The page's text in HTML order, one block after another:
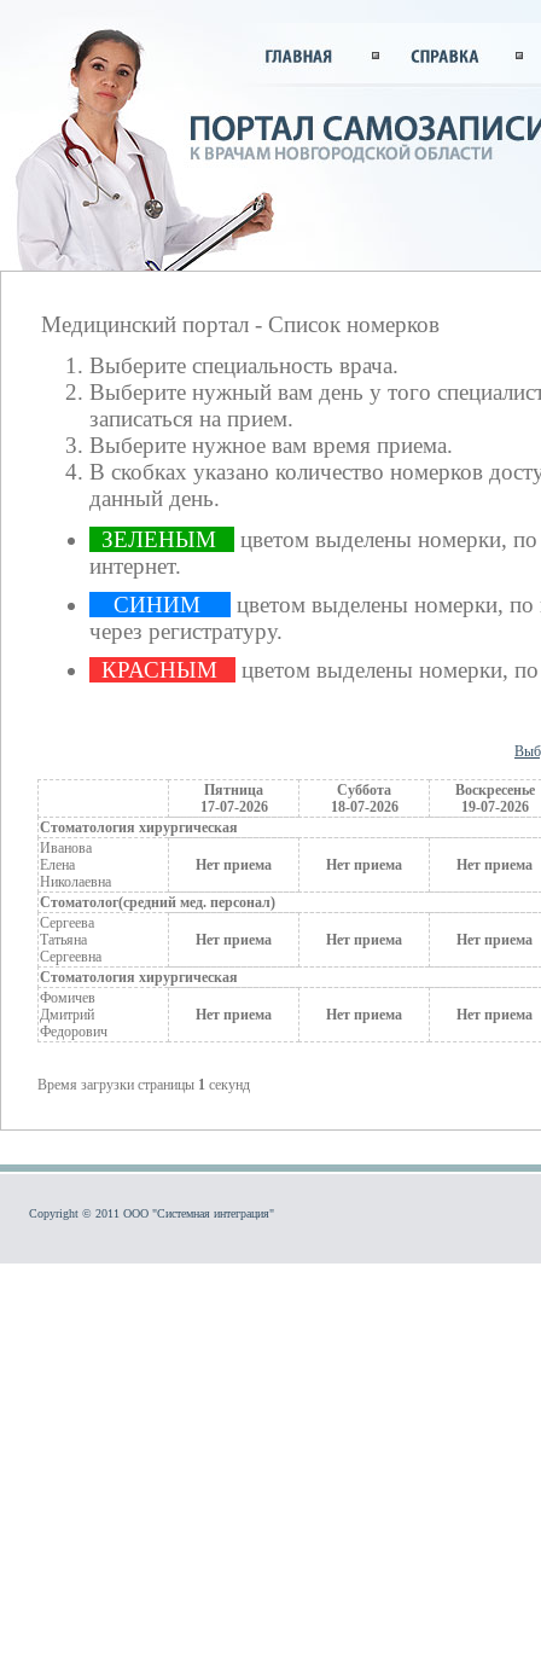
Медицинский портал - Список номерков
Выберите специальность врача.
Выберите нужный вам день у того
записаться на прием.
Выберите нужное вам время приема.
В скобках указано количество номерков
данный день.
ЗЕЛЕНЫМ
цветом выделены номерки,
интернет.
СИНИМ
цветом выделены номерки,
через регистратуру.
КРАСНЫМ
цветом выделены номерки,
Пятница
17-07-2026
Суббота
18-07-2026
Воскресенье
19-07-2026
Стоматология хирургическая
Иванова
Елена
Николаевна
Нет приема Нет приема Нет приема
Стоматолог(средний мед. персонал)
Сергеева
Татьяна
Сергеевна
Нет приема Нет приема Нет приема
Стоматология хирургическая
Фомичев
Дмитрий
Федорович
Нет приема Нет приема Нет приема
Время загрузки страницы 1 секунд
Copyright © 2011 ООО "Системная интеграция"